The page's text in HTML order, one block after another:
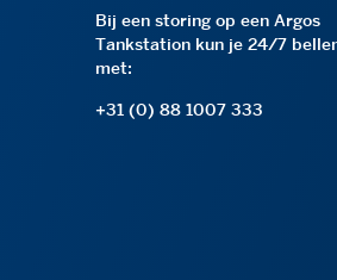
Bij een storing op een Argos
Tankstation kun je 24/7
met:
+31 (0) 88 1007 333